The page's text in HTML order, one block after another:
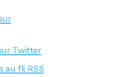
Twitter
au fil RSS